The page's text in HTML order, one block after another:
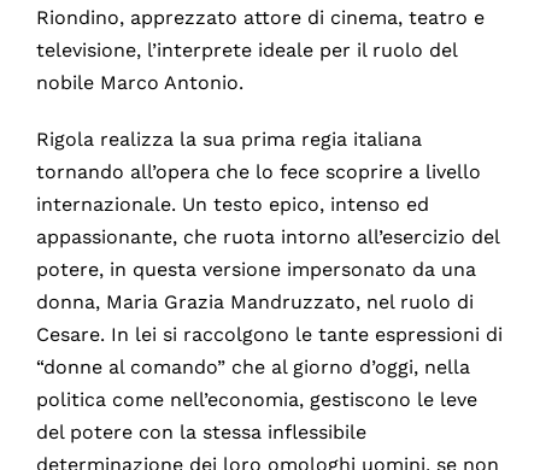
Riondino, apprezzato attore di cinema, teatro e
televisione, l’interprete ideale per il ruolo del
nobile Marco Antonio.
Rigola realizza la sua prima regia italiana
tornando all’opera che lo fece scoprire a livello
internazionale. Un testo epico, intenso ed
appassionante, che ruota intorno all’esercizio del
potere, in questa versione impersonato da una
donna, Maria Grazia Mandruzzato, nel ruolo di
Cesare. In lei si raccolgono le tante espressioni di
“donne al comando” che al giorno d’oggi, nella
politica come nell’economia, gestiscono le leve
del potere con la stessa inflessibile
determinazione dei loro omologhi uomini, se non